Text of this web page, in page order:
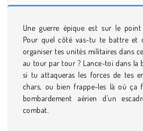
Une guerre épique est sur le point
Pour quel côté vas-tu te battre et
organiser tes unités militaires dans
au tour par tour ? Lance-toi dans la
si tu attaqueras les forces de tes
chars, ou bien frappe-les là où ça
bombardement aérien d'un
combat.